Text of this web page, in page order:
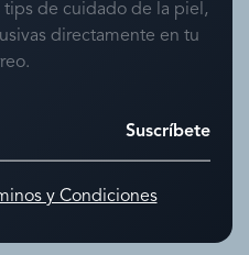
de cuidado de la piel,
directamente en tu
Suscríbete
y Condiciones